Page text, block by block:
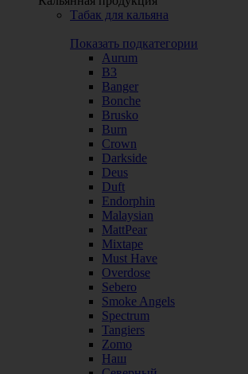
Табак для кальяна
Показать подкатегории
Aurum
B3
Banger
Bonche
Brusko
Burn
Crown
Darkside
Deus
Duft
Endorphin
Malaysian
MattPear
Mixtape
Must Have
Overdose
Sebero
Smoke Angels
Spectrum
Tangiers
Zomo
Наш